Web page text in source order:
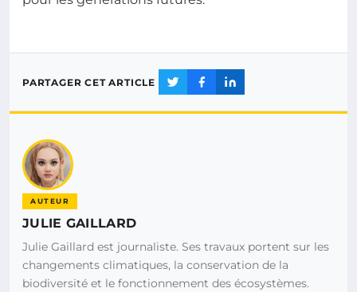
PARTAGER CET ARTICLE
AUTEUR
JULIE GAILLARD
Julie Gaillard est journaliste. Ses travaux portent sur les
changements climatiques, la conservation de la
biodiversité et le fonctionnement des écosystèmes.